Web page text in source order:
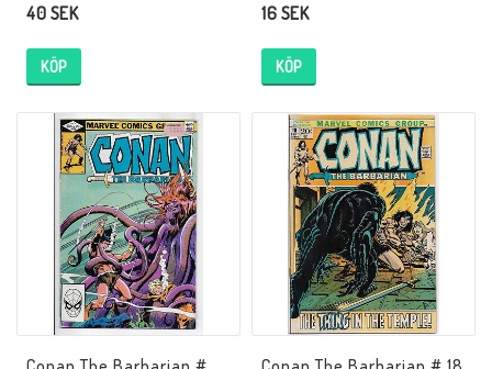
Betala enkelt i förskott till konto i Nordea eller med Swish.
40 SEK
KÖP
16 SEK
KÖP